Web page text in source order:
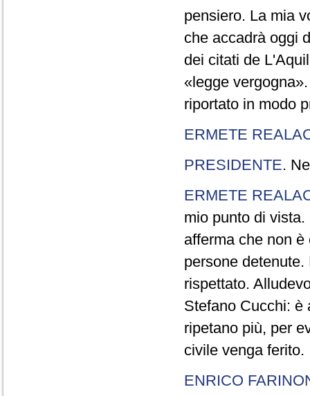
pensiero. La mia
che accadrà oggi
dei citati de
«legge
riportato in modo
ERMETE
PRESIDENTE.
ERMETE
mio punto di
afferma che non
persone
rispettato.
Stefano Cucchi: è
ripetano più, per
civile venga ferito.
ENRICO